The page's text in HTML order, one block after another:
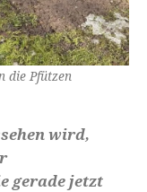
die Pfützen
wird,
gerade jetzt